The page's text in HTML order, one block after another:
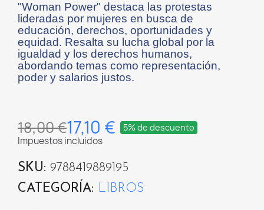
"Woman Power" destaca las protestas
lideradas por mujeres en busca de
educación, derechos, oportunidades y
equidad. Resalta su lucha global por la
igualdad y los derechos humanos,
abordando temas como representación,
poder y salarios justos.
18,00 €17,10 € 5% de descuento
Impuestos incluidos
SKU
9788419889195
CATEGORÍA
LIBROS